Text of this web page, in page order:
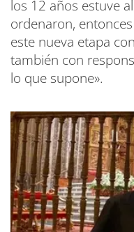
los 12 años estuve
ordenaron,
este nueva etapa
también con
lo que supone».